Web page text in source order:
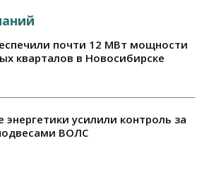
почти 12 МВт мощности
кварталов в Новосибирске
энергетики усилили контроль за
ВОЛС